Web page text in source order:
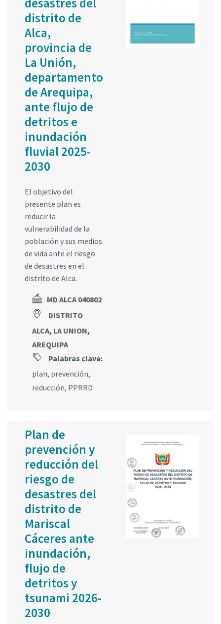
desastres del
distrito de
Alca,
provincia de
La Unión,
departamento
de Arequipa,
ante flujo de
detritos e
inundación
fluvial 2025-
2030
El objetivo del
presente plan es
reducir la
vulnerabilidad de la
población y sus medios
de vida ante el riesgo
de desastres en el
distrito de Alca.
MD ALCA 040802
DISTRITO
ALCA, LA UNION,
AREQUIPA
Palabras clave:
plan, prevención,
reducción, PPRRD
Plan de
prevención y
reducción del
riesgo de
desastres del
distrito de
Mariscal
Cáceres ante
inundación,
flujo de
detritos y
tsunami 2026-
2030